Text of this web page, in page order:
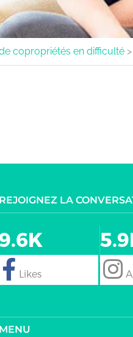
copropriétés en difficulté >
REJOIGNEZ LA
follow follow
MENU